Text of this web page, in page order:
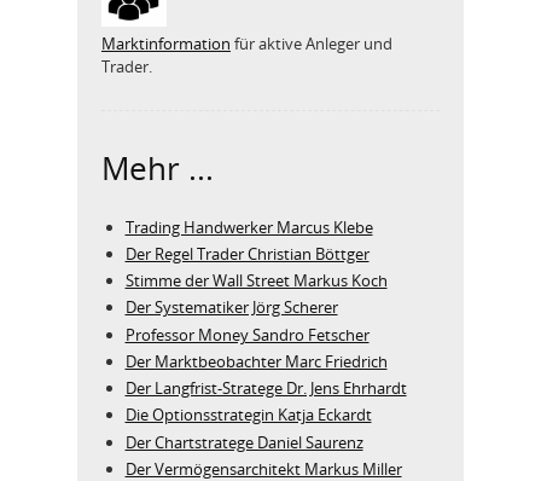
Marktinformation für aktive Anleger und
Trader.
Mehr ...
Trading Handwerker Marcus Klebe
Der Regel Trader Christian Böttger
Stimme der Wall Street Markus Koch
Der Systematiker Jörg Scherer
Professor Money Sandro Fetscher
Der Marktbeobachter Marc Friedrich
Der Langfrist-Stratege Dr. Jens Ehrhardt
Die Optionsstrategin Katja Eckardt
Der Chartstratege Daniel Saurenz
Der Vermögensarchitekt Markus Miller